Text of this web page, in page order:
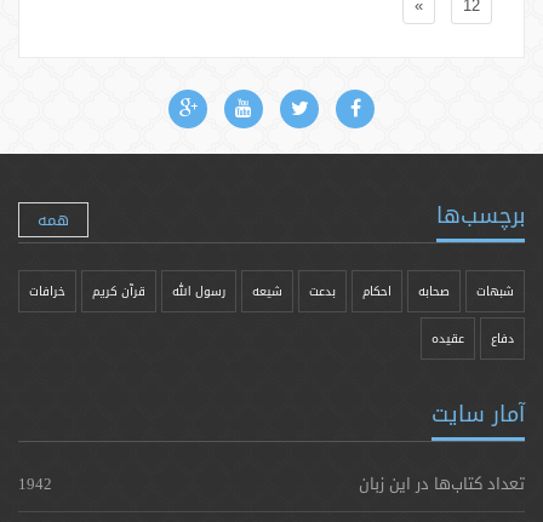
12
»
برچسب‌ها همه
شبهات صحابه احکام بدعت شیعه رسول الله قرآن کریم خرافات
دفاع عقیده
آمار سایت
تعداد کتاب‌ها در این زبان
1942